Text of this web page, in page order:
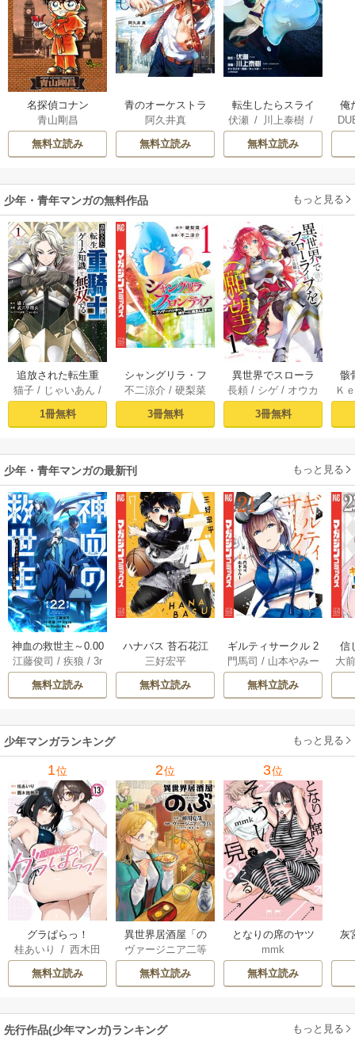
名探偵コナン
青山剛昌
無料立読み
青のオーケストラ
阿久井真
無料立読み
転生したらスライ
ムだった件
伏瀬/ 川上泰樹/
みっつばー
無料立読み
俺
少年・青年マンガの無料作品 もっと見る
追放された転生重
騎士はゲーム知識
で無双する（１）
猫子 / じゃいあん /
武六甲理衣
1冊無料
シャングリラ・フ
ロンティア（１）
～クソゲーハン
ター、神ゲーに挑
不二涼介 /硬梨菜
3冊無料
異世界でスローラ
イフを（願望） 1
長頼 / シゲ / オウカ
3冊無料
骸
異
Ｋ
少年・青年マンガの最新刊 もっと見る
神血の救世主～0.00
000001％を引き当
て最強へ～【電子
書籍特典付】 22巻
江藤俊司 /疾狼 /3r
Studio No.9
無料立読み
ハナバス 苔石花江
のバスケ論 7巻
三好宏平
無料立読み
ギルティサークル 2
1巻
門馬司 / 山本やみー
無料立読み
信
に
の
れ
メ
大
少年マンガランキング もっと見る
1位
グラぱらっ！
桂あいり
/西木田
景志
無料立読み
2位
異世界居酒屋「の
ぶ」
ヴァージニア二等
兵/蝉川夏哉/転
無料立読み
3位
となりの席のヤツ
がそういう目で見
てくる
mmk
無料立読み
灰
先行作品(少年マンガ)ランキング もっと見る